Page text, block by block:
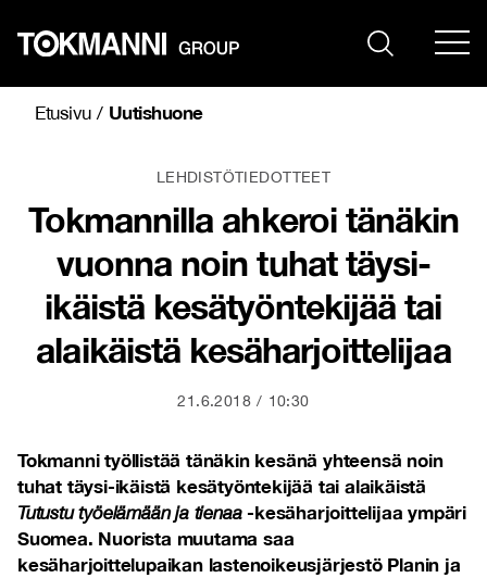
sisältöön
Etusivu/ Uutishuone
LEHDISTÖTIEDOTTEET
Tokmannilla ahkeroi tänäkin
vuonna noin tuhat täysi-
ikäistä kesätyöntekijää tai
alaikäistä kesäharjoittelijaa
21.6.2018 10:30
Tokmanni työllistää tänäkin kesänä yhteensä noin
tuhat täysi-ikäistä kesätyöntekijää tai alaikäistä
Tutustu työelämään ja tienaa-kesäharjoittelijaa ympäri
Suomea. Nuorista muutama saa
kesäharjoittelupaikan lastenoikeusjärjestö Planin ja